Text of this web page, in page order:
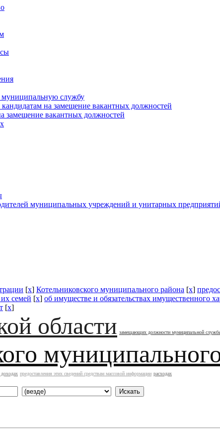
муниципальную службу
на замещение вакантных должностей
замещение вакантных должностей
муниципальных учреждений и унитарных
[x] Котельниковского муниципального района [x]
семей [x] об имуществе и обязательствах имущественного
[x]
области замещающих должности муниципальной
предоставления этих сведений средствам массовой информации расходах